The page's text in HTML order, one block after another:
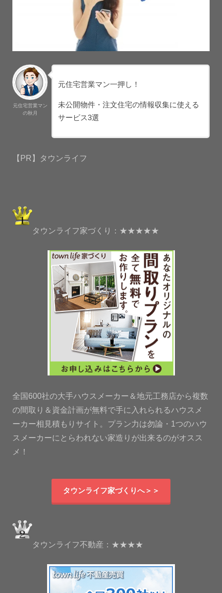
元住宅営業マン
の秋月
元住宅営業マン一押し！
未公開物件・注文住宅の情報収集に使える
サービス3選
【PR】タウンライフ
タウンライフ家づくり：★★★★★
全国600社の大手ハウスメーカー＆地元工務店から複数
の間取り＆資金計画が無料で手に入れられるハウスメ
ーカー相見積もりサイト。プラン力は勿論・1つのハウ
スメーカーにとらわれない家造りが出来るのがオスス
メ！
タウンライフ家づくりへ＞＞
タウンライフ不動産：★★★★